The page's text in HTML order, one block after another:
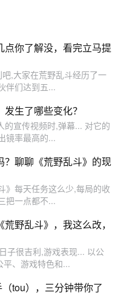
你了解没，看完立马提
,大家在荒野乱斗经历了一
伴们达到五...
生了哪些变化？
的宣传视频时,弹幕... 对它的
镜率最高的...
？聊聊《荒野乱斗》的现
》每天任务这么少,每局的收
把一点都不...
野乱斗》，我这么改，
子很吉利,游戏表现... 以公
、游戏特色和...
tou），三分钟带你了